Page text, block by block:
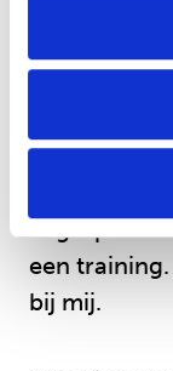
soms met
dat ontstaat
Ik vind het
hetzelfde
in
een
bij mij.